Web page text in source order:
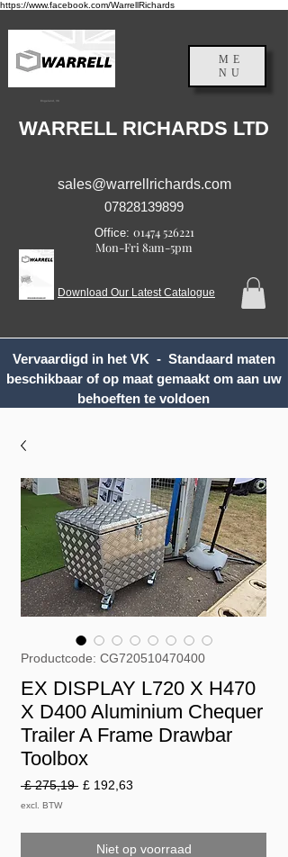
https://www.facebook.com/WarrellRichards
Engeland, VK
ME
NU
WARRELL RICHARDS LTD
sales@warrellrichards.com
07828139899
Office: 01474 526221
Mon-Fri 8am-5pm
Download Our Latest Catalogue
Vervaardigd in het VK - Standaard maten
beschikbaar of op maat gemaakt om aan uw
behoeften te voldoen
Productcode: CG720510470400
EX DISPLAY L720 X H470
X D400 Aluminium Chequer
Trailer A Frame Drawbar
Toolbox
£ 275,19 Normale
£ 192,63
excl. BTW
Niet op voorraad